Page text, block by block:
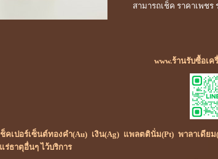
สามารถเช็ค ราคาเพช
www.ร้านรับซื้อเค
ช็คเปอร์เซ็นต์ทองคำ(Au) เงิน(Ag) แพลตตินั่ม(Pt) พาลาเดี
ธาตุอื่นๆ ไว้บริการ